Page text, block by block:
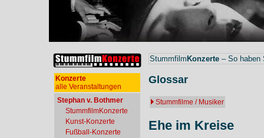
Konzerte
alle Veranstaltungen
Stephan v. Bothmer
StummfilmKonzerte
Kunst-Konzerte
Fußball-Konzerte
Stummfilm Konzerte – So haben
Glossar
Stummfilme / Musiker
Ehe im Kreise